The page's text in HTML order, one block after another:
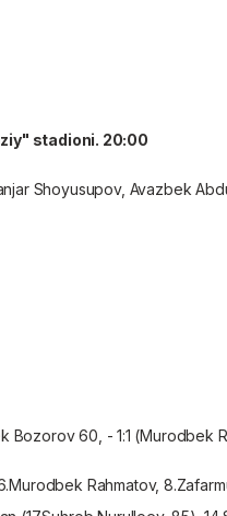
stadioni. 20:00
Shoyusupov, Avazbek
Bozorov 60, - 1:1 (Murodbek
Rahmatov,